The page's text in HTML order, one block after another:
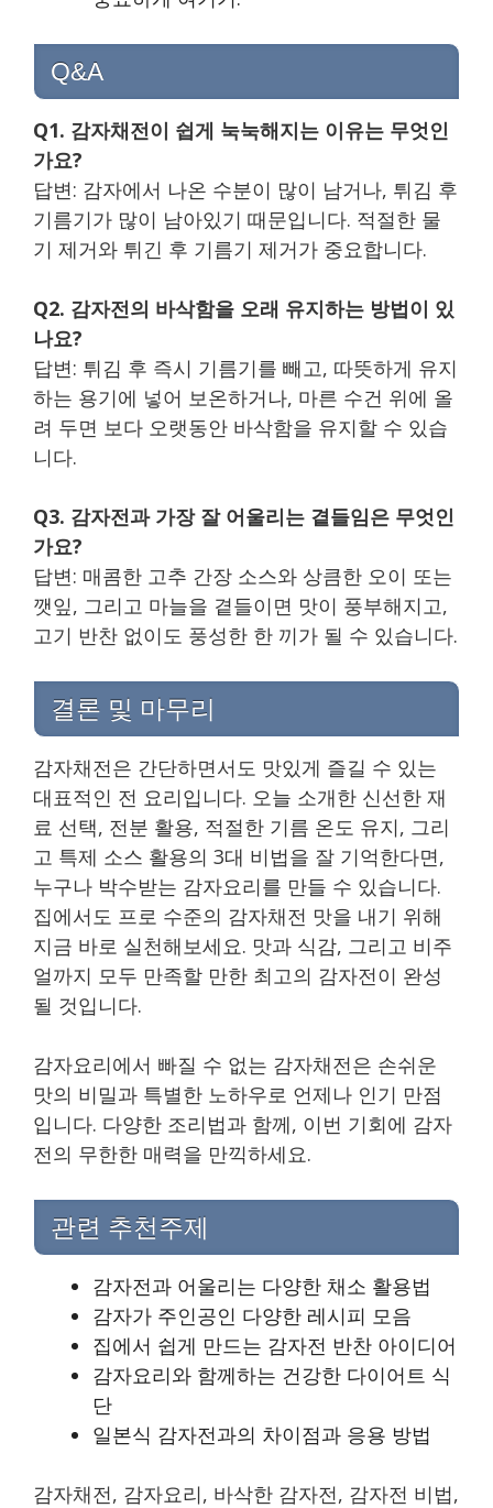
Q&A
Q1. 감자채전이 쉽게 눅눅해지는 이유는 무엇인
가요?
답변: 감자에서 나온 수분이 많이 남거나, 튀김 후
기름기가 많이 남아있기 때문입니다. 적절한 물
기 제거와 튀긴 후 기름기 제거가 중요합니다.
Q2. 감자전의 바삭함을 오래 유지하는 방법이 있
나요?
답변: 튀김 후 즉시 기름기를 빼고, 따뜻하게 유지
하는 용기에 넣어 보온하거나, 마른 수건 위에 올
려 두면 보다 오랫동안 바삭함을 유지할 수 있습
니다.
Q3. 감자전과 가장 잘 어울리는 곁들임은 무엇인
가요?
답변: 매콤한 고추 간장 소스와 상큼한 오이 또는
깻잎, 그리고 마늘을 곁들이면 맛이 풍부해지고,
고기 반찬 없이도 풍성한 한 끼가 될 수 있습니다.
결론 및 마무리
감자채전은 간단하면서도 맛있게 즐길 수 있는
대표적인 전 요리입니다. 오늘 소개한 신선한 재
료 선택, 전분 활용, 적절한 기름 온도 유지, 그리
고 특제 소스 활용의 3대 비법을 잘 기억한다면,
누구나 박수받는 감자요리를 만들 수 있습니다.
집에서도 프로 수준의 감자채전 맛을 내기 위해
지금 바로 실천해보세요. 맛과 식감, 그리고 비주
얼까지 모두 만족할 만한 최고의 감자전이 완성
될 것입니다.
감자요리에서 빠질 수 없는 감자채전은 손쉬운
맛의 비밀과 특별한 노하우로 언제나 인기 만점
입니다. 다양한 조리법과 함께, 이번 기회에 감자
전의 무한한 매력을 만끽하세요.
관련 추천주제
감자전과 어울리는 다양한 채소 활용법
감자가 주인공인 다양한 레시피 모음
집에서 쉽게 만드는 감자전 반찬 아이디어
감자요리와 함께하는 건강한 다이어트 식
단
일본식 감자전과의 차이점과 응용 방법
감자채전, 감자요리, 바삭한 감자전, 감자전 비법,